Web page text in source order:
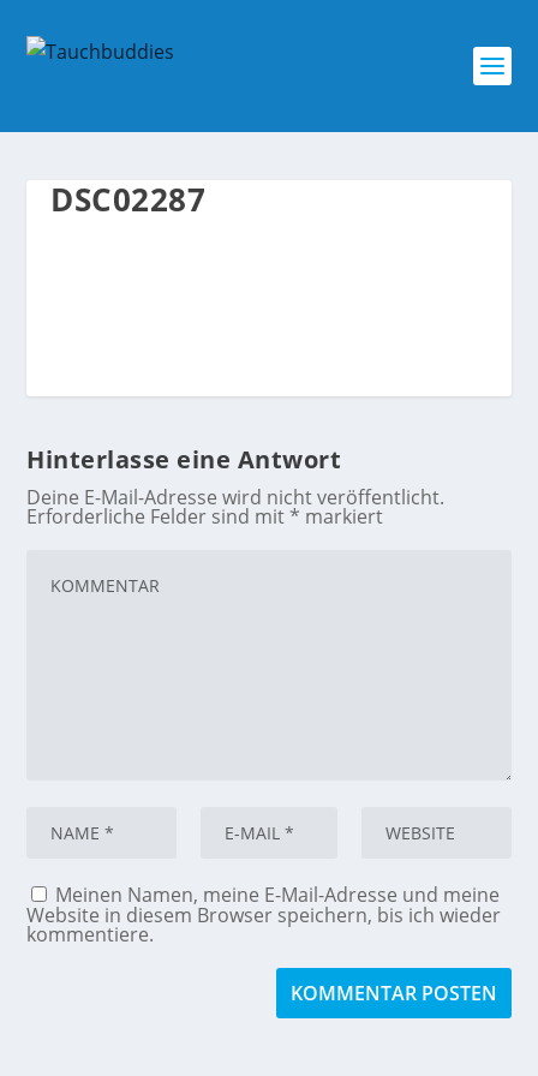
DSC02287
Hinterlasse eine Antwort
Deine E-Mail-Adresse wird nicht veröffentlicht.
Erforderliche Felder sind mit* markiert
Meinen Namen, meine E-Mail-Adresse und meine
Website in diesem Browser speichern, bis ich wieder
kommentiere.